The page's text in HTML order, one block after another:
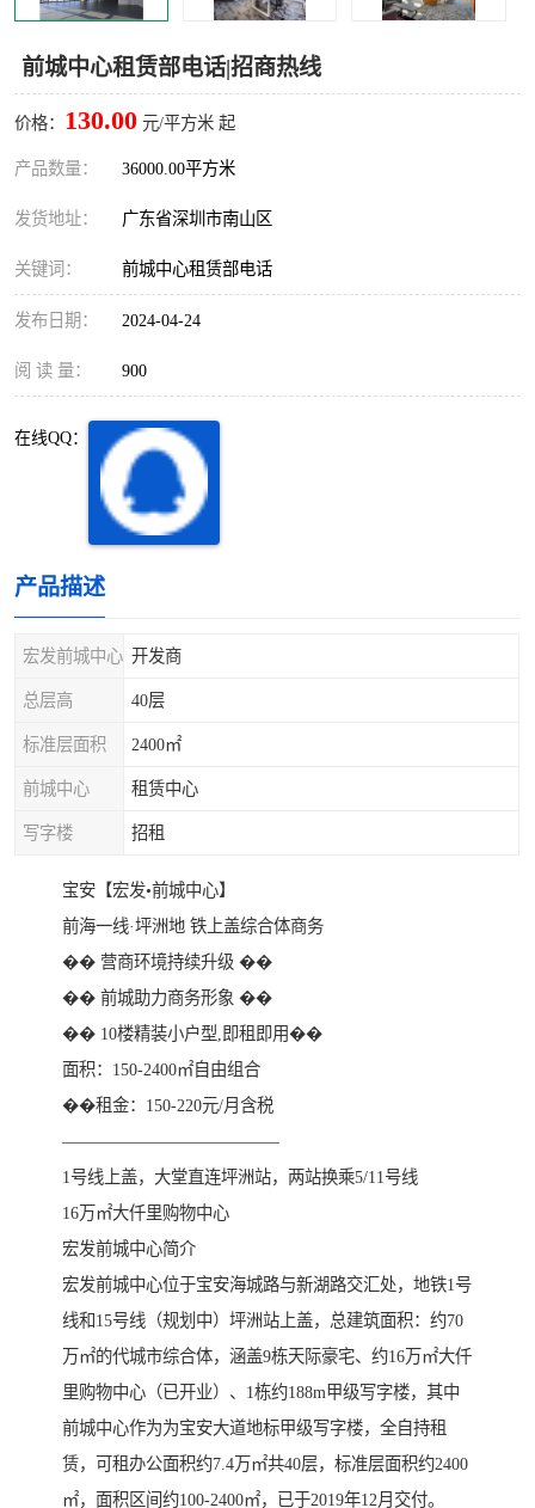
前城中心租赁部电话|招商热线
价格： 130.00 元/平方米 起
产品数量： 36000.00平方米
发货地址： 广东省深圳市南山区
关键词： 前城中心租赁部电话
发布日期： 2024-04-24
阅 读 量： 900
在线QQ：
产品描述
宏发前城中心 开发商
总层高 40层
标准层面积 2400㎡
前城中心 租赁中心
写字楼 招租
宝安【宏发•前城中心】
前海一线·坪洲地 铁上盖综合体商务
�� 营商环境持续升级 ��
�� 前城助力商务形象 ��
�� ️10楼精装小户型,即租即用��
面积：150-2400㎡自由组合
��租金：150-220元/月含税
—————————————
1号线上盖，大堂直连坪洲站，两站换乘5/11号线
16万㎡大仟里购物中心
宏发前城中心简介
宏发前城中心位于宝安海城路与新湖路交汇处，地铁1号
线和15号线（规划中）坪洲站上盖，总建筑面积：约70
万㎡的代城市综合体，涵盖9栋天际豪宅、约16万㎡大仟
里购物中心（已开业）、1栋约188m甲级写字楼，其中
前城中心作为为宝安大道地标甲级写字楼，全自持租
赁，可租办公面积约7.4万㎡共40层，标准层面积约2400
㎡，面积区间约100-2400㎡，已于2019年12月交付。
车公庙
中心区
南山区
深圳超级总部基地 后海
龙岗区
光明区
龙华观澜